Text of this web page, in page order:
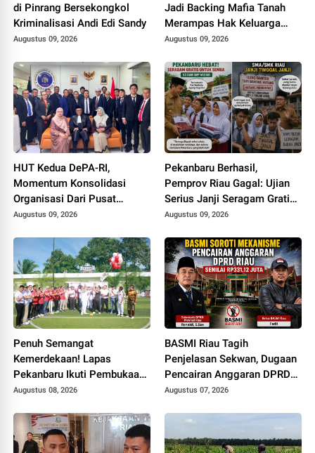
di Pinrang Bersekongkol
Kriminalisasi Andi Edi Sandy
Augustus 09, 2026
Jadi Backing Mafia Tanah
Merampas Hak Keluarga
Ambar Witjaksono Sutarman
Augustus 09, 2026
HUT Kedua DePA-RI,
Momentum Konsolidasi
Organisasi Dari Pusat
Sampai ke Daerah
Augustus 09, 2026
Pekanbaru Berhasil,
Pemprov Riau Gagal: Ujian
Serius Janji Seragam Gratis
di Bumi Lancang Kuning
Augustus 09, 2026
Penuh Semangat
Kemerdekaan! Lapas
Pekanbaru Ikuti Pembukaan
Pekan Olahraga Ditjenpas
Augustus 08, 2026
BASMI Riau Tagih
Penjelasan Sekwan, Dugaan
Pencairan Anggaran DPRD
Tanpa Prosedur Tuai
Augustus 07, 2026